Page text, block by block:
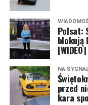
Polsat:
blokują
[WIDEO]
NA
przed
kara